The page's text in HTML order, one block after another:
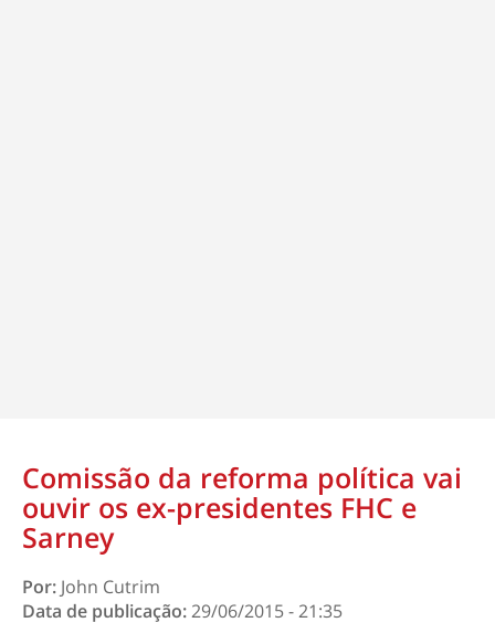
Comissão da reforma política vai
ouvir os ex-presidentes FHC e
Sarney
Por: John Cutrim
Data de publicação:29/06/2015 - 21:35